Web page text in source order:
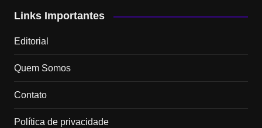
Links Importantes
Editorial
Quem Somos
Contato
Política de privacidade